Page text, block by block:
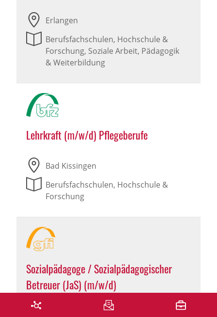
Erlangen
Berufsfachschulen, Hochschule &
Forschung, Soziale Arbeit, Pädagogik
& Weiterbildung
Lehrkraft (m/w/d) Pflegeberufe
Bad Kissingen
Berufsfachschulen, Hochschule &
Forschung
Sozialpädagoge / Sozialpädagogischer
Betreuer (JaS) (m/w/d)